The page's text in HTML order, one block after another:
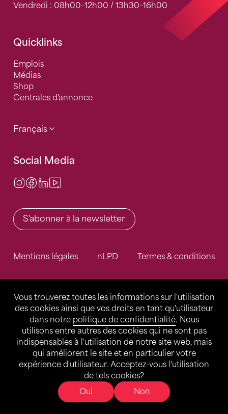
Vous trouverez toutes les informations sur l'utilisation
des cookies ainsi que vos droits en tant qu'utilisateur
dans notre politique de confidentialité. Nous
utilisons entre autres des cookies qui ne sont pas
indispensables à l'utilisation de notre site web, mais
qui améliorent le site et en particulier votre
expérience d'utilisateur. Acceptez-vous l'utilisation
de tels cookies?
Oui
Non
Vendredi : 08h00–12h00 / 13h30–16h00
Quicklinks
Emplois
Médias
Shop
Centrales d'annonce
Français
Social Media
Instagram
Facebook
LinkedIn
S'abonner à la newsletter
Mentions légales nLPD Termes & conditions